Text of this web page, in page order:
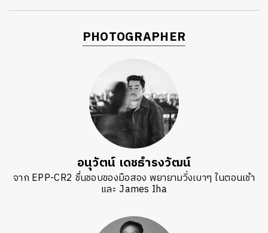
PHOTOGRAPHER
อนุวัตน์ เดชธำรงวัฒน์
จาก EPP-CR2 ชื่นชอบของมือสอง พยายามวิ่งเบาๆ ในตอนเช้า
และ James Iha